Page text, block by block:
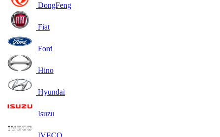
DongFeng
Fiat
Ford
Hino
Hyundai
Isuzu